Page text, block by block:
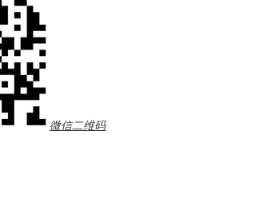
微信二维码